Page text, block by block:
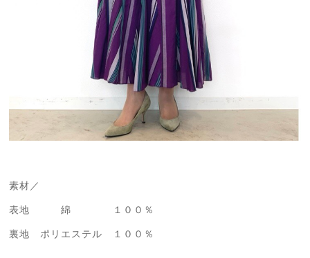
素材／
表地 綿 １００％
裏地 ポリエステル １００％